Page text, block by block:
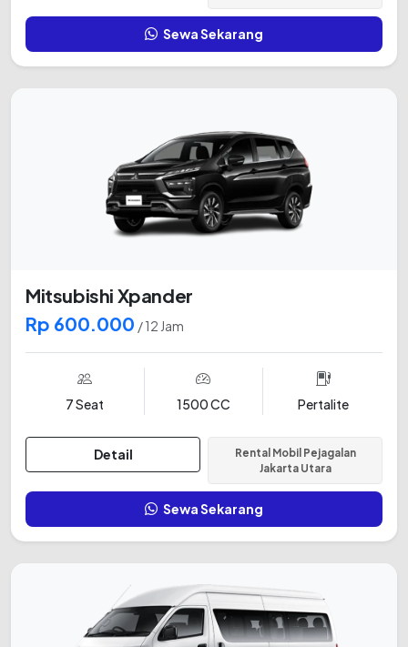
Sewa Sekarang
Mitsubishi Xpander
Rp 600.000 / 12 Jam
7 Seat 1500 CC Pertalite
Detail
Rental Mobil Pejagalan
Jakarta Utara
Sewa Sekarang